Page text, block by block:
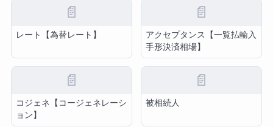
📄
レート【為替レート】
📄
アクセプタンス【一覧払輸入
手形決済相場】
📄
コジェネ【コージェネレーシ
ョン】
📄
被相続人